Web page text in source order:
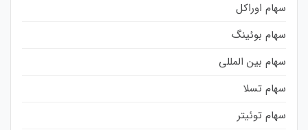
سهام اوراکل
سهام بوئینگ
سهام بین المللی
سهام تسلا
سهام توئیتر